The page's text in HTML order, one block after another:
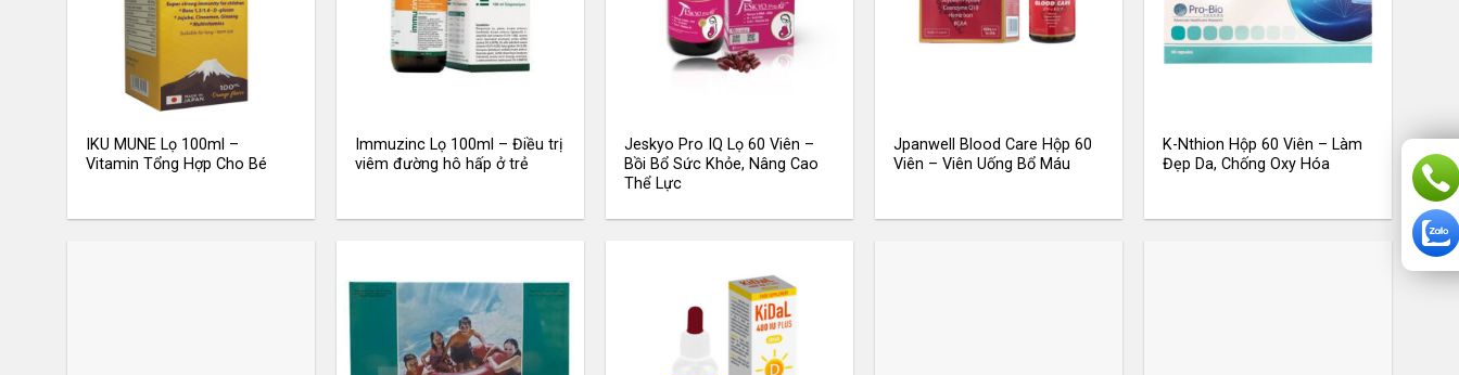
IKU MUNE Lọ 100ml –
Vitamin Tổng Hợp Cho Bé
Immuzinc Lọ 100ml – Điều trị
viêm đường hô hấp ở trẻ
Jeskyo Pro IQ Lọ 60 Viên –
Bồi Bổ Sức Khỏe, Nâng Cao
Thể Lực
Jpanwell Blood Care Hộp 60
Viên – Viên Uống Bổ Máu
K-Nthion Hộp 60 Viên – Làm
Đẹp Da, Chống Oxy Hóa